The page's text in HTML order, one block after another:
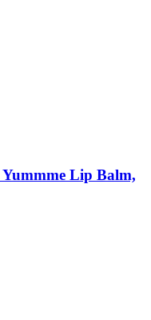
Yummme Lip Balm,